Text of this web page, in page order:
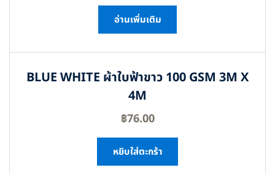
อ่านเพิ่มเติม
BLUE WHITE ผ้าใบฟ้าขาว 100 GSM 3M X
4M
฿76.00
หยิบใส่ตะกร้า